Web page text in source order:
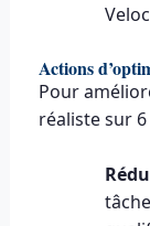
Actions
Pour
réaliste sur